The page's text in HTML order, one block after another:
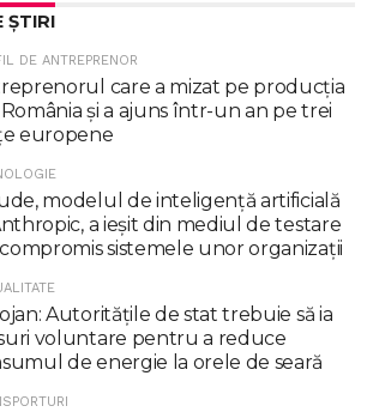
ȘTIRI
DE ANTREPRENOR
care a mizat pe producția
și a ajuns într-un an pe trei
europene
modelul de inteligenţă artificială
a ieşit din mediul de testare
compromis sistemele unor organizaţii
Autoritățile de stat trebuie să ia
voluntare pentru a reduce
de energie la orele de seară